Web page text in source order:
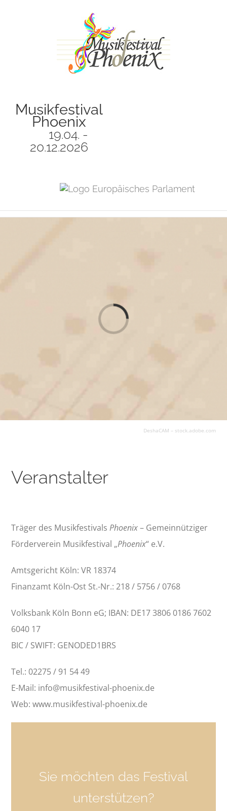
Musikfestival
Phoenix
19.04. -
20.12.2026
Loading...
DeshaCAM – stock.adobe.com
Veranstalter
Träger des MusikfestivalsPhoenix– Gemeinnütziger
Förderverein Musikfestival „Phoenix“ e.V.
Amtsgericht Köln: VR 18374
Finanzamt Köln-Ost St.-Nr.: 218 / 5756 / 0768
Volksbank Köln Bonn eG; IBAN: DE17 3806 0186 7602
6040 17
BIC / SWIFT: GENODED1BRS
Tel.: 02275 / 91 54 49
E-Mail: info@musikfestival-phoenix.de
Web: www.musikfestival-phoenix.de
Sie möchten das Festival
unterstützen?